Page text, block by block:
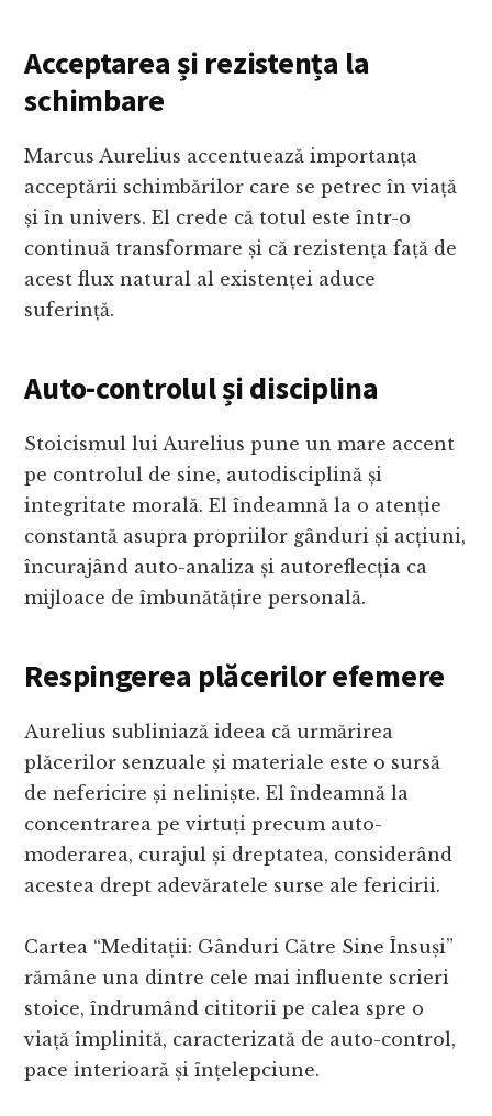
Acceptarea și rezistența la
schimbare
Marcus Aurelius accentuează importanța
acceptării schimbărilor care se petrec în viață
și în univers. El crede că totul este într-o
continuă transformare și că rezistența față de
acest flux natural al existenței aduce
suferință.
Auto-controlul și disciplina
Stoicismul lui Aurelius pune un mare accent
pe controlul de sine, autodisciplină și
integritate morală. El îndeamnă la o atenție
constantă asupra propriilor gânduri și acțiuni,
încurajând auto-analiza și autoreflecția ca
mijloace de îmbunătățire personală.
Respingerea plăcerilor efemere
Aurelius subliniază ideea că urmărirea
plăcerilor senzuale și materiale este o sursă
de nefericire și neliniște. El îndeamnă la
concentrarea pe virtuți precum auto-
moderarea, curajul și dreptatea, considerând
acestea drept adevăratele surse ale fericirii.
Cartea “Meditații: Gânduri Către Sine Însuși”
rămâne una dintre cele mai influente scrieri
stoice, îndrumând cititorii pe calea spre o
viață împlinită, caracterizată de auto-control,
pace interioară și înțelepciune.